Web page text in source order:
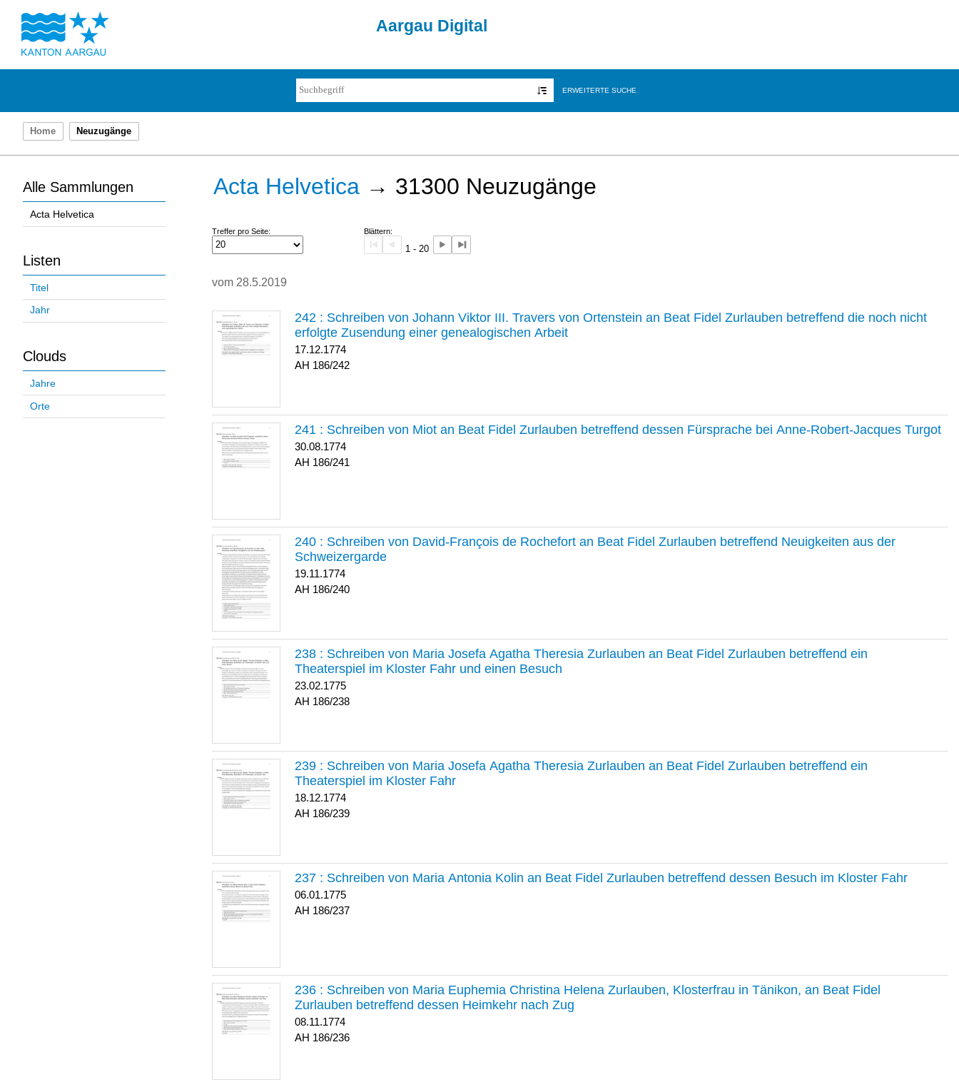
Aargau Digital
ERWEITERTE SUCHE
Home Neuzugänge
Alle Sammlungen
Acta Helvetica
Listen
Titel
Jahr
Clouds
Jahre
Orte
Acta Helvetica → 31300 Neuzugänge
Treffer pro Seite: Blättern:
1 - 20
vom 28.5.2019
242 : Schreiben von Johann Viktor III. Travers von Ortenstein an Beat Fidel Zurlauben betreffend die noch nicht
erfolgte Zusendung einer genealogischen Arbeit
17.12.1774
186/242
241 : Schreiben von Miot an Beat Fidel Zurlauben betreffend dessen Fürsprache bei Anne-Robert-Jacques Turgot
30.08.1774
186/241
240 : Schreiben von David-François de Rochefort an Beat Fidel Zurlauben betreffend Neuigkeiten aus der
Schweizergarde
19.11.1774
186/240
238 : Schreiben von Maria Josefa Agatha Theresia Zurlauben an Beat Fidel Zurlauben betreffend ein
Theaterspiel im Kloster Fahr und einen Besuch
23.02.1775
186/238
239 : Schreiben von Maria Josefa Agatha Theresia Zurlauben an Beat Fidel Zurlauben betreffend ein
Theaterspiel im Kloster Fahr
18.12.1774
186/239
237 : Schreiben von Maria Antonia Kolin an Beat Fidel Zurlauben betreffend dessen Besuch im Kloster Fahr
06.01.1775
186/237
236 : Schreiben von Maria Euphemia Christina Helena Zurlauben, Klosterfrau in Tänikon, an Beat Fidel
Zurlauben betreffend dessen Heimkehr nach Zug
08.11.1774
186/236